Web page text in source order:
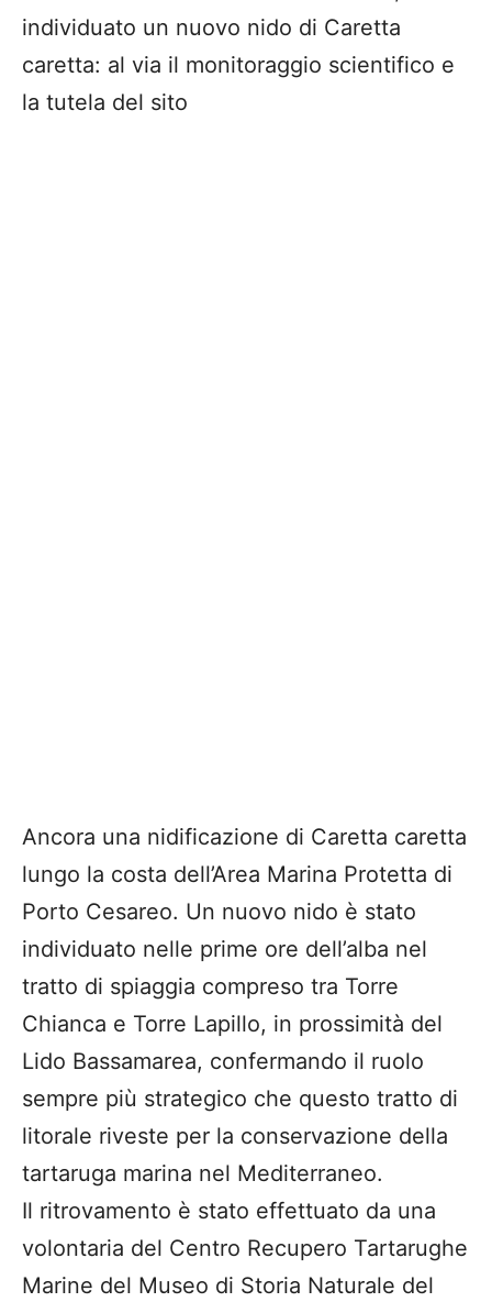
individuato un nuovo nido di Caretta
caretta: al via il monitoraggio scientifico e
la tutela del sito
Ancora una nidificazione di Caretta caretta
lungo la costa dell’Area Marina Protetta di
Porto Cesareo. Un nuovo nido è stato
individuato nelle prime ore dell’alba nel
tratto di spiaggia compreso tra Torre
Chianca e Torre Lapillo, in prossimità del
Lido Bassamarea, confermando il ruolo
sempre più strategico che questo tratto di
litorale riveste per la conservazione della
tartaruga marina nel Mediterraneo.
Il ritrovamento è stato effettuato da una
volontaria del Centro Recupero Tartarughe
Marine del Museo di Storia Naturale del